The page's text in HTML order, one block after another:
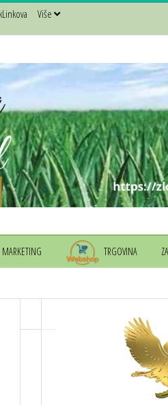
Više
MARKETING TRGOVINA